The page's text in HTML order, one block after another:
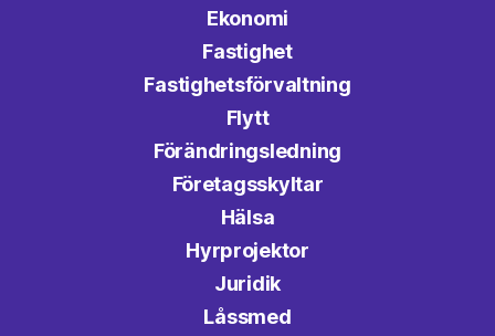
Ekonomi
Fastighet
Fastighetsförvaltning
Flytt
Förändringsledning
Företagsskyltar
Hälsa
Hyrprojektor
Juridik
Låssmed